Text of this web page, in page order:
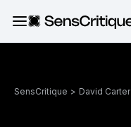
SensCritique > David Carter